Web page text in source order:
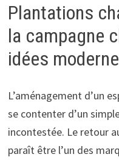
Plantations
la campagne
idées
L’aménagement d’un
se contenter d’un
incontestée. Le retour
paraît être l’un des